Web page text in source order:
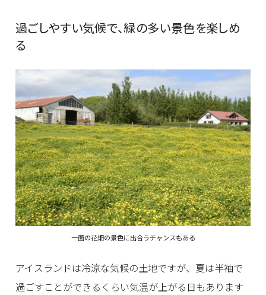
過ごしやすい気候で、緑の多い景色を楽しめ
る
一面の花畑の景色に出合うチャンスもある
アイスランドは冷涼な気候の土地ですが、夏は半袖で
過ごすことができるくらい気温が上がる日もあります